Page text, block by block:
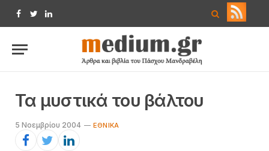
Facebook
TwitterLinkedIn
Τα μυστικά του βάλτου
5 Νοεμβρίου 2004 ΕΘΝΙΚΆ